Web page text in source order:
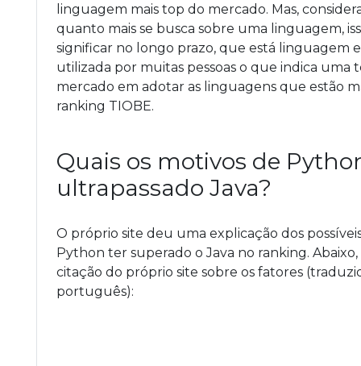
linguagem mais top do mercado. Mas,
quanto mais se busca sobre uma linguagem,
significar no longo prazo, que está linguagem
utilizada por muitas pessoas o que indica uma
mercado em adotar as linguagens que estão
ranking TIOBE.
Quais os motivos de
ultrapassado Java?
O próprio site deu uma explicação dos
Python ter superado o Java no ranking.
citação do próprio site sobre os fatores
português):